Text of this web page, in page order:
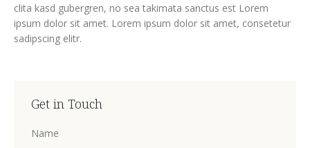
clita kasd gubergren, no sea takimata sanctus est Lorem
ipsum dolor sit amet. Lorem ipsum dolor sit amet, consetetur
sadipscing elitr.
Get in Touch